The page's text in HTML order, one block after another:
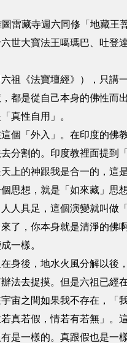
雷藏寺週六同修「地藏王
世大寶法王噶瑪巴、吐登
祖《法寶壇經》），只
都是從自己本身的佛性
真性自用」。
個「外入」。在印度的
分割的。印度教裡面提到
上的神跟我是合一的，這
思想，就是「如來藏」
人具足，這個演變就叫
了，你本身就是清淨的
一樣。
身後，地水火風分解以
法去捉摸。但是六祖已
宙之間如果我不存在，
真若假，情若有若無」。
是一樣的。真跟假也是一樣